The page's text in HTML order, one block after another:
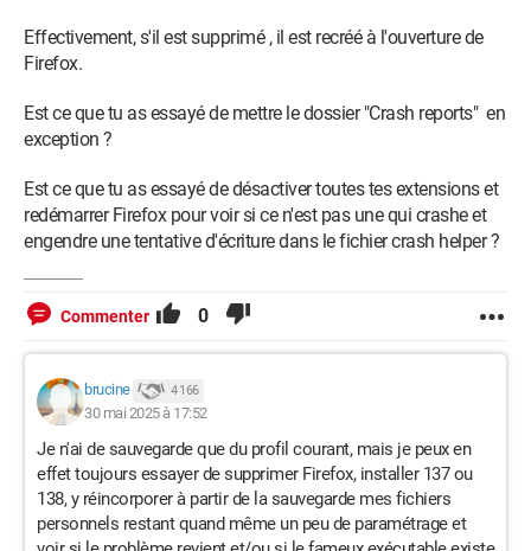
Effectivement, s'il est supprimé , il est recréé à l'ouverture de
Firefox.
Est ce que tu as essayé de mettre le dossier "Crash reports" en
exception ?
Est ce que tu as essayé de désactiver toutes tes extensions et
redémarrer Firefox pour voir si ce n'est pas une qui crashe et
engendre une tentative d'écriture dans le fichier crash helper ?
Commenter 0
brucine 4 166
30 mai 2025 à 17:52
Je n'ai de sauvegarde que du profil courant, mais je peux en
effet toujours essayer de supprimer Firefox, installer 137 ou
138, y réincorporer à partir de la sauvegarde mes fichiers
personnels restant quand même un peu de paramétrage et